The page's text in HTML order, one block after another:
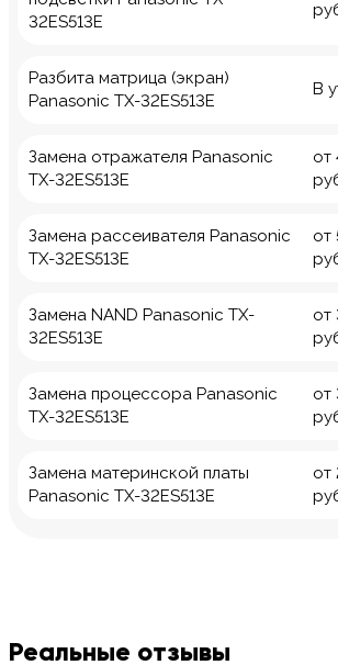
32ES513E
Разбита матрица (экран)
Panasonic TX-32ES513E
В
Замена отражателя Panasonic
TX-32ES513E
от
Замена рассеивателя Panasonic
TX-32ES513E
от
Замена NAND Panasonic TX-
32ES513E
от
Замена процессора Panasonic
TX-32ES513E
от
Замена материнской платы
Panasonic TX-32ES513E
от
Реальные отзывы